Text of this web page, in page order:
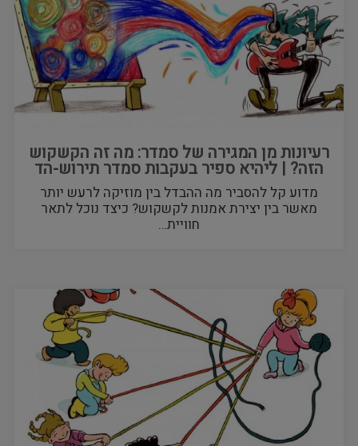
רעיונות מן המגירה של סמדר: מה זה הקשקוש
הזה? | ליהיא ספיר בעקבות סמדר תירוש-הד
מדוע קל להסביר מה ההבדל בין מוזיקה לרעש יותר
מאשר בין יצירת אמנות לקשקוש? כיצד נוכל לתאר
חוויית…